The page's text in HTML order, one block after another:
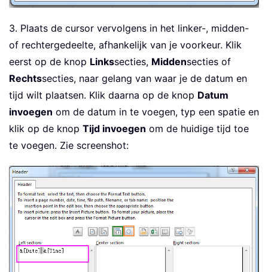
3. Plaats de cursor vervolgens in het linker-, midden-
of rechtergedeelte, afhankelijk van je voorkeur. Klik
eerst op de knop Linkssecties, Middensecties of
Rechtssecties, naar gelang van waar je de datum en
tijd wilt plaatsen. Klik daarna op de knop Datum
invoegen om de datum in te voegen, typ een spatie en
klik op de knop Tijd invoegen om de huidige tijd toe
te voegen. Zie screenshot: